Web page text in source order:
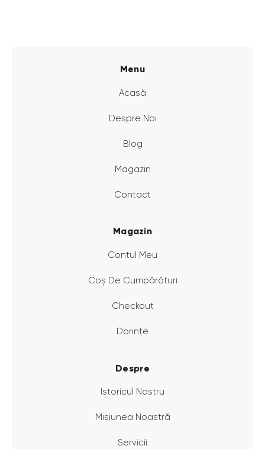
Menu
Acasă
Despre Noi
Blog
Magazin
Contact
Magazin
Contul Meu
Coș De Cumpărături
Checkout
Dorințe
Despre
Istoricul Nostru
Misiunea Noastră
Servicii